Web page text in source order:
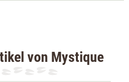
von Mystique